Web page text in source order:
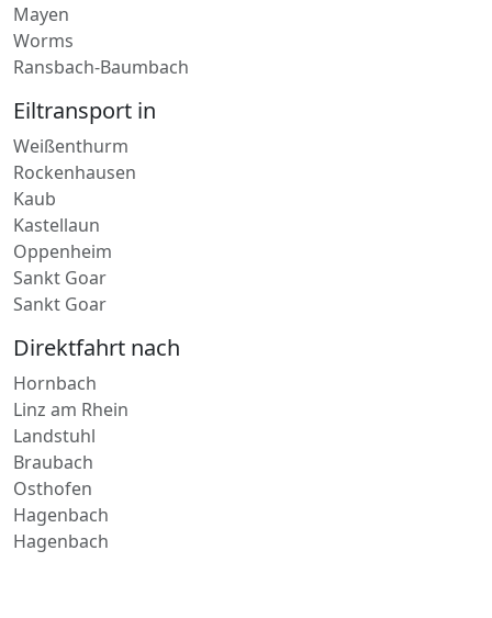
Wissen
Mayen
Worms
Eiltransport in
Weißenthurm
Rockenhausen
Kaub
Kastellaun
Oppenheim
Sankt Goar
Direktfahrt nach
Hornbach
Linz am Rhein
Landstuhl
Braubach
Osthofen
Hagenbach